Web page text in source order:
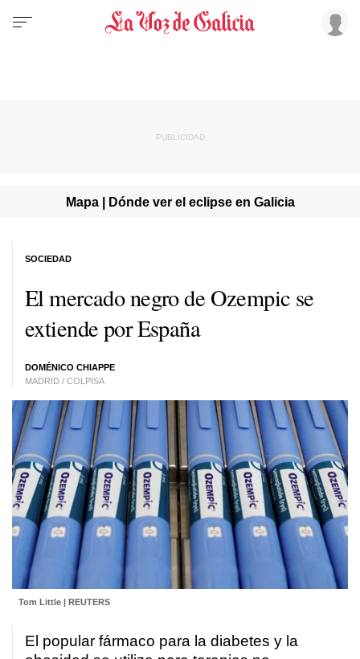
Mapa | Dónde ver el eclipse en Galicia
El mercado negro de Ozempic se
extiende por España
DOMÉNICO CHIAPPE
MADRID / COLPISA
SOCIEDAD
Tom Little | REUTERS
El popular fármaco para la diabetes y la